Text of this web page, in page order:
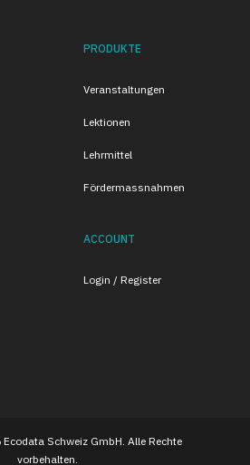
PRODUKTE
Veranstaltungen
Lektionen
Lehrmittel
Fördermassnahmen
ACCOUNT
Login / Register
Schweiz GmbH. Alle Rechte
vorbehalten.